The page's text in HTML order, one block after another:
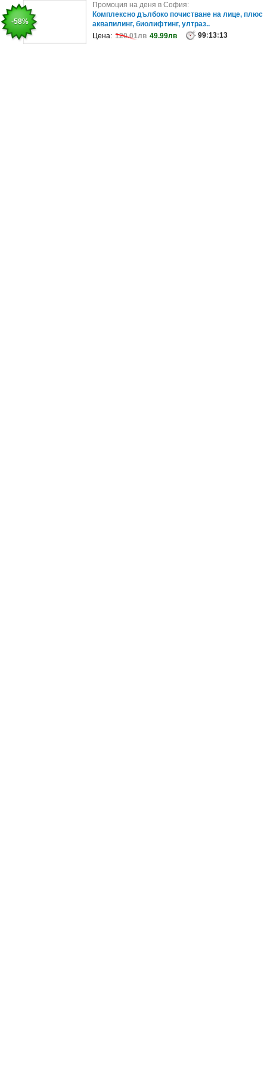
-12%
Промоция на деня в София:
Край Карлово: Нощувка със закуска, плюс
зона и бонус - масаж на мас..
Цена: 63.56лв 55.62лв 99:13:09
-58%
Промоция на деня в София:
Комплексно дълбоко почистване на лице, плюс
аквапилинг, биолифтинг, ултраз..
Цена: 120.01лв 49.99лв 99:13:13